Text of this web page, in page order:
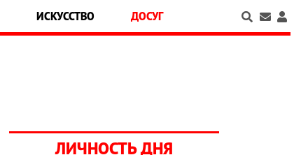
ИСКУССТВО ДОСУГ
ЛИЧНОСТЬ ДНЯ